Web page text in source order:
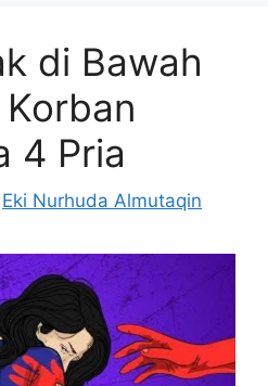
di Bawah
4 Pria
Eki Nurhuda Almutaqin